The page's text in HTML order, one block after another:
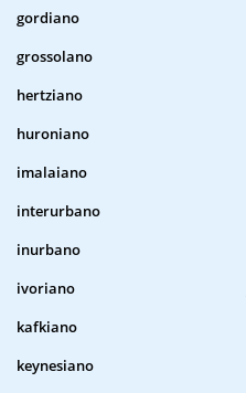
gordiano
grossolano
hertziano
huroniano
imalaiano
interurbano
inurbano
ivoriano
kafkiano
keynesiano